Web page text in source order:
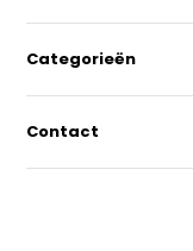
Categorieën
Contact